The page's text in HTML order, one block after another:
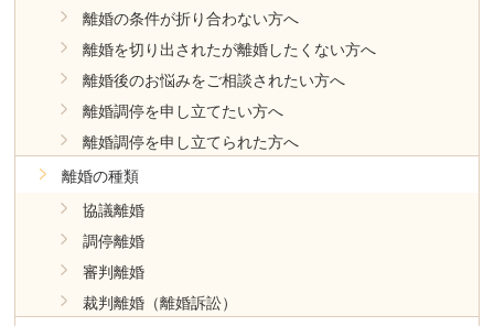
離婚の条件が折り合わない方へ
離婚を切り出されたが離婚したくない方へ
離婚後のお悩みをご相談されたい方へ
離婚調停を申し立てたい方へ
離婚調停を申し立てられた方へ
離婚の種類
協議離婚
調停離婚
審判離婚
裁判離婚（離婚訴訟）